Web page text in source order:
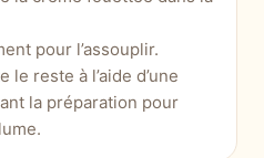
pour l’assouplir.
reste à l’aide d’une
la préparation pour